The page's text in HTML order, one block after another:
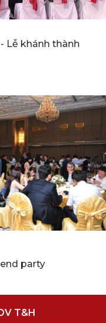
Lễ khánh thành
party
T&H